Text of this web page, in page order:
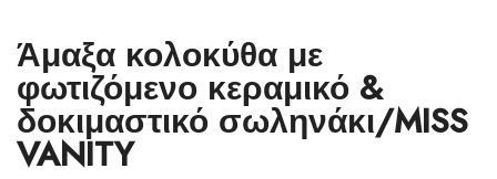
Άμαξα κολοκύθα με
φωτιζόμενο κεραμικό &
δοκιμαστικό σωληνάκι/MISS
VANITY